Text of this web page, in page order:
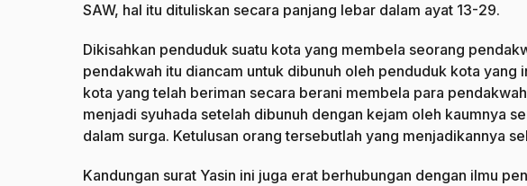
SAW, hal itu dituliskan secara panjang lebar dalam ayat 13-29.
Dikisahkan penduduk suatu kota yang membela seorang
pendakwah itu diancam untuk dibunuh oleh penduduk kota yang
kota yang telah beriman secara berani membela para
menjadi syuhada setelah dibunuh dengan kejam oleh kaumnya
dalam surga. Ketulusan orang tersebutlah yang menjadikannya
Kandungan surat Yasin ini juga erat berhubungan dengan ilmu